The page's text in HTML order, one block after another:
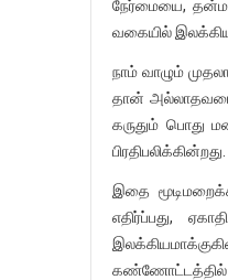
நேர்மையை,
வகையில்
நாம் வாழும்
தான்
கருதும் பொது
பிரதிபலிக்கின்றது.
இதை
எதிர்ப்பது,
கண்ணோட்டத்தில்